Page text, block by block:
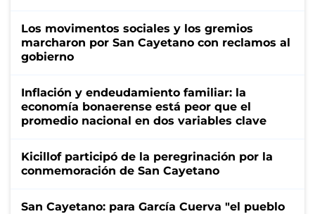
Los movimentos sociales y los gremios
marcharon por San Cayetano con reclamos al
gobierno
Inflación y endeudamiento familiar: la
economía bonaerense está peor que el
promedio nacional en dos variables clave
Kicillof participó de la peregrinación por la
conmemoración de San Cayetano
San Cayetano: para García Cuerva "el pueblo